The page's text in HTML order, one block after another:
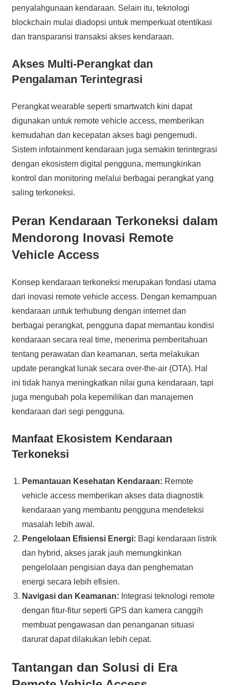
penyalahgunaan kendaraan. Selain itu, teknologi
blockchain mulai diadopsi untuk memperkuat otentikasi
dan transparansi transaksi akses kendaraan.
Akses Multi-Perangkat dan
Pengalaman Terintegrasi
Perangkat wearable seperti smartwatch kini dapat
digunakan untuk remote vehicle access, memberikan
kemudahan dan kecepatan akses bagi pengemudi.
Sistem infotainment kendaraan juga semakin terintegrasi
dengan ekosistem digital pengguna, memungkinkan
kontrol dan monitoring melalui berbagai perangkat yang
saling terkoneksi.
Peran Kendaraan Terkoneksi dalam
Mendorong Inovasi Remote
Vehicle Access
Konsep kendaraan terkoneksi merupakan fondasi utama
dari inovasi remote vehicle access. Dengan kemampuan
kendaraan untuk terhubung dengan internet dan
berbagai perangkat, pengguna dapat memantau kondisi
kendaraan secara real time, menerima pemberitahuan
tentang perawatan dan keamanan, serta melakukan
update perangkat lunak secara over-the-air (OTA). Hal
ini tidak hanya meningkatkan nilai guna kendaraan, tapi
juga mengubah pola kepemilikan dan manajemen
kendaraan dari segi pengguna.
Manfaat Ekosistem Kendaraan
Terkoneksi
Pemantauan Kesehatan Kendaraan: Remote
vehicle access memberikan akses data diagnostik
kendaraan yang membantu pengguna mendeteksi
masalah lebih awal.
Pengelolaan Efisiensi Energi: Bagi kendaraan listrik
dan hybrid, akses jarak jauh memungkinkan
pengelolaan pengisian daya dan penghematan
energi secara lebih efisien.
Navigasi dan Keamanan: Integrasi teknologi remote
dengan fitur-fitur seperti GPS dan kamera canggih
membuat pengawasan dan penanganan situasi
darurat dapat dilakukan lebih cepat.
Tantangan dan Solusi di Era